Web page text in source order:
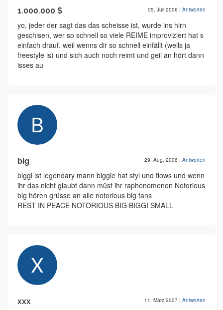
1.000.000 $ 05. Juli 2006 | Antworten
yo, jeder der sagt das das scheisse ist, wurde ins hirn
geschisen, wer so schnell so viele REIME improviziert hat s
einfach drauf. weil wenns dir so schnell einfällt (weils ja
freestyle is) und sich auch noch reimt und geil an hört dann
isses au
big 29. Aug. 2006 | Antworten
biggi ist legendary mann biggie hat styl und flows und wenn
ihr das nicht glaubt dann müst ihr raphenomenon Notorious
big hören grüsse an alle notorious big fans
REST IN PEACE NOTORIOUS BIG BIGGI SMALL
xxx 11. März 2007 | Antworten